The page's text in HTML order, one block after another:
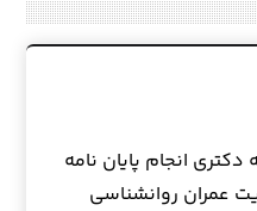
دکتری انجام پایان نامه
عمران روانشناسی